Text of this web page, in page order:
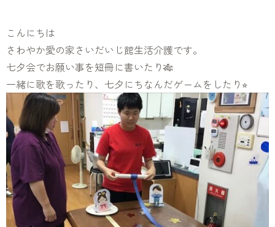
こんにちは
さわやか愛の家さいだいじ館生活介護です。
七夕会でお願い事を短冊に書いたり🎋
一緒に歌を歌ったり、七夕にちなんだゲームをしたり⭐︎